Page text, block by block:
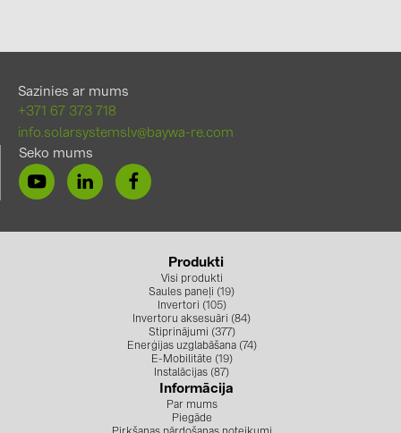
Sazinies ar mums
+371 67 373 718
info.solarsystemslv@baywa-re.com
Seko mums
Produkti
Visi produkti
Saules paneļi (19)
Invertori (105)
Invertoru aksesuāri (84)
Stiprinājumi (377)
Enerģijas uzglabāšana (74)
E-Mobilitāte (19)
Instalācijas (87)
Informācija
Par mums
Piegāde